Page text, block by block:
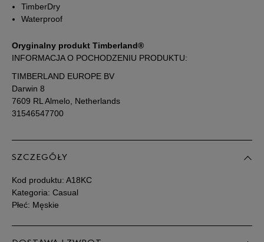
45
46 30 cm
Podane w centymetrach wymiary dotyczą długości stopy.
Zobacz jak zmierzyć stopę?
TimberDry
Waterproof
Oryginalny produkt Timberland®
INFORMACJA O POCHODZENIU PRODUKTU:
TIMBERLAND EUROPE BV
Darwin 8
7609 RL Almelo, Netherlands
31546547700
SZCZEGÓŁY
Kod produktu: A18KC
Kategoria: Casual
Płeć: Męskie